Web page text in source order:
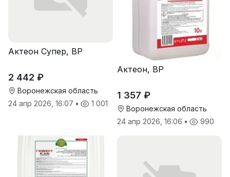
Актеон Супер, ВР
2 442 ₽
Воронежская область
24 апр 2026, 16:07 • 1 001
Актеон, ВР
1 357 ₽
Воронежская область
24 апр 2026, 16:06 • 990